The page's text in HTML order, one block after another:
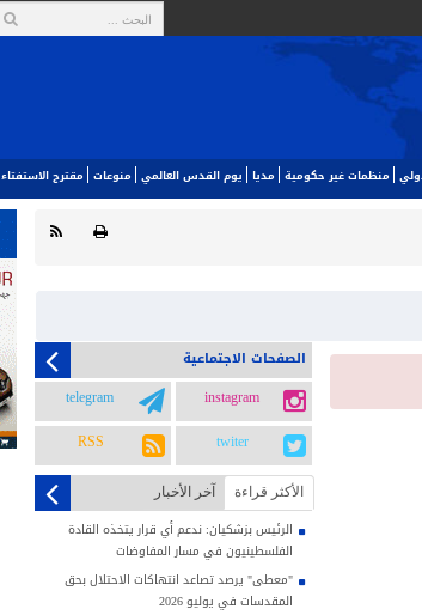
منظمات غير حكومية مديا يوم القدس العالمي‬‎ منوعات مقترح الاستفتاء
الصفحات الاجتماعية
instagram
telegram
twiter
RSS
الأکثر قراءة آخر الأخبار
الرئيس بزشكيان: ندعم أي قرار يتخذه القادة
الفلسطينيون في مسار المفاوضات
"معطى" يرصد تصاعد انتهاكات الاحتلال بحق
المقدسات في يوليو 2026